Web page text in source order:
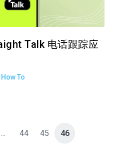
Talk 电话跟踪应
How To
... 44 45 46